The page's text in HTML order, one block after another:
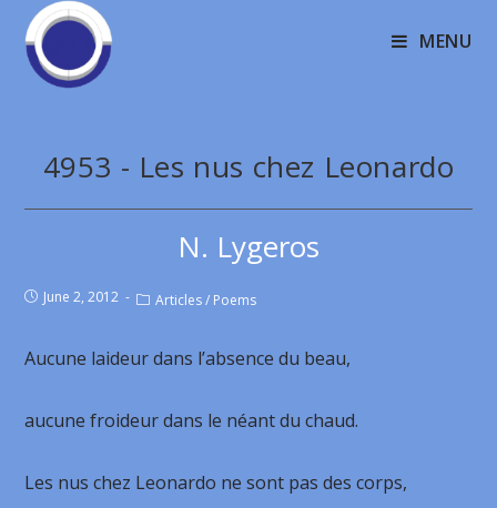
MENU
4953 - Les nus chez Leonardo
N. Lygeros
June 2, 2012 Articles / Poems
Aucune laideur dans l’absence du beau,
aucune froideur dans le néant du chaud.
Les nus chez Leonardo ne sont pas des corps,